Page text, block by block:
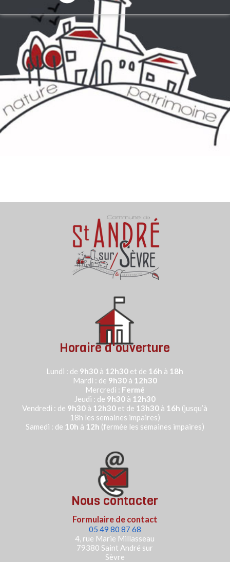
Horaire d'ouverture
Lundi : de 9h30 à 12h30 et de 16h à 18h
Mardi : de 9h30à 12h30
Mercredi : Fermé
Jeudi : de 9h30à 12h30
Vendredi : de 9h30 à 12h30 et de 13h30 à 16h (jusqu’à
18h les semaines impaires)
Samedi : de 10h à 12h (fermée les semaines impaires)
Nous contacter
Formulaire de contact
05 49 80 87 68
4, rue Marie Millasseau
79380 Saint André sur
Sèvre